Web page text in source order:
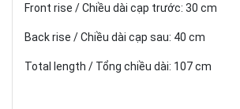
Front rise / Chiều dài cạp trước: 30 cm
Back rise / Chiều dài cạp sau: 40 cm
Total length / Tổng chiều dài: 107 cm